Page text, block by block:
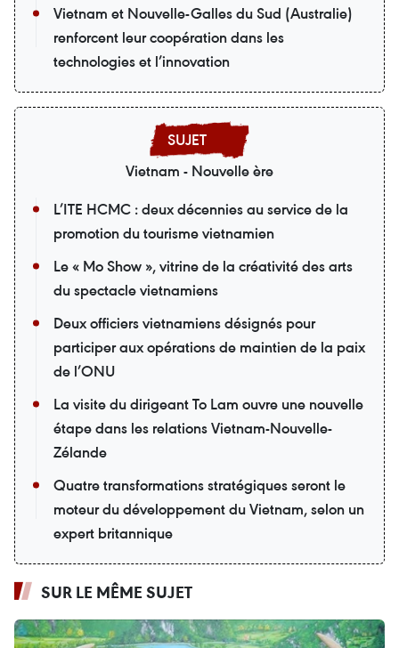
Vietnam et Nouvelle-Galles du Sud (Australie)
renforcent leur coopération dans les
technologies et l’innovation
Vietnam - Nouvelle ère
L’ITE HCMC : deux décennies au service de la
promotion du tourisme vietnamien
Le « Mo Show », vitrine de la créativité des arts
du spectacle vietnamiens
Deux officiers vietnamiens désignés pour
participer aux opérations de maintien de la paix
de l’ONU
La visite du dirigeant To Lam ouvre une nouvelle
étape dans les relations Vietnam-Nouvelle-
Zélande
Quatre transformations stratégiques seront le
moteur du développement du Vietnam, selon un
expert britannique
SUR LE MÊME SUJET